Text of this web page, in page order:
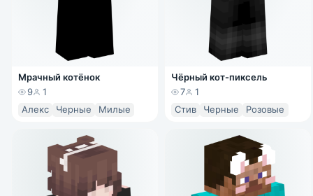
Мрачный котёнок
9
1
Алекс
Черные Милые
Чёрный кот-пиксель
7
1
Стив
Черные Розовые